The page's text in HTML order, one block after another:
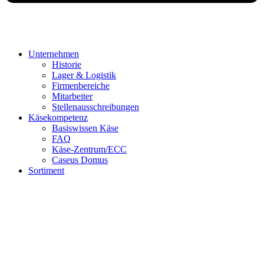
Unternehmen
Historie
Lager & Logistik
Firmenbereiche
Mitarbeiter
Stellenausschreibungen
Käsekompetenz
Basiswissen Käse
FAQ
Käse-Zentrum/ECC
Caseus Domus
Sortiment